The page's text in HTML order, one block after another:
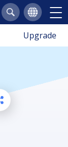
Upgrade